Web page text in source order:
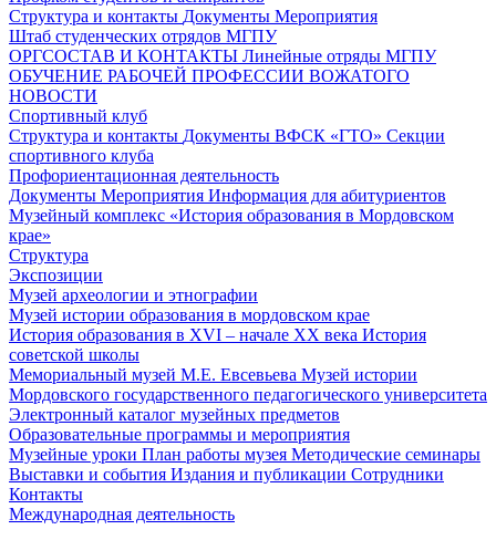
Структура и контакты Документы Мероприятия
Штаб студенческих отрядов МГПУ
ОРГСОСТАВ И КОНТАКТЫ Линейные отряды МГПУ
ОБУЧЕНИЕ РАБОЧЕЙ ПРОФЕССИИ ВОЖАТОГО
НОВОСТИ
Спортивный клуб
Структура и контакты Документы ВФСК «ГТО» Секции
спортивного клуба
Профориентационная деятельность
Документы Мероприятия Информация для абитуриентов
Музейный комплекс «История образования в Мордовском
крае»
Структура
Экспозиции
Музей археологии и этнографии
Музей истории образования в мордовском крае
История образования в XVI – начале XX века История
советской школы
Мемориальный музей М.Е. Евсевьева Музей истории
Мордовского государственного педагогического университета
Электронный каталог музейных предметов
Образовательные программы и мероприятия
Музейные уроки План работы музея Методические семинары
Выставки и события Издания и публикации Сотрудники
Контакты
Международная деятельность